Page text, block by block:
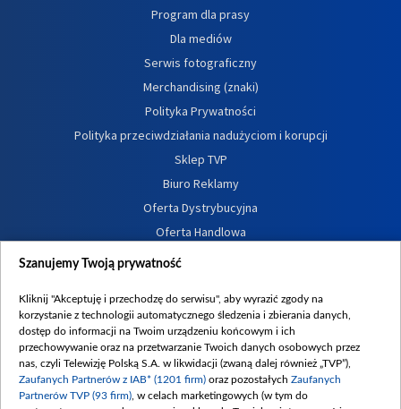
Program dla prasy
Dla mediów
Serwis fotograficzny
Merchandising (znaki)
Polityka Prywatności
Polityka przeciwdziałania nadużyciom i korupcji
Sklep TVP
Biuro Reklamy
Oferta Dystrybucyjna
Oferta Handlowa
Dostępność
Procedura zgłoszeń wewnętrznych
Szanujemy Twoją prywatność
Kliknij "Akceptuję i przechodzę do serwisu", aby wyrazić zgody na
korzystanie z technologii automatycznego śledzenia i zbierania danych,
dostęp do informacji na Twoim urządzeniu końcowym i ich
przechowywanie oraz na przetwarzanie Twoich danych osobowych przez
nas, czyli Telewizję Polską S.A. w likwidacji (zwaną dalej również „TVP”),
Zaufanych Partnerów z IAB* (1201 firm) oraz pozostałych Zaufanych
Partnerów TVP (93 firm) , w celach marketingowych (w tym do